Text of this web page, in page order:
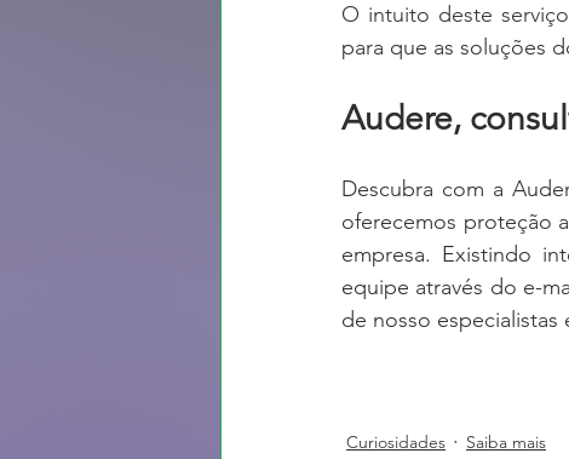
O intuito deste
para que as soluções
Audere,
Descubra com a
oferecemos proteção
empresa. Existindo
equipe através do e-
de nosso especialistas
Curiosidades Saiba mais